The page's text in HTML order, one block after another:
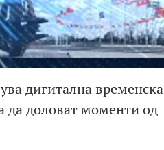
дигитална временска
да доловат моменти од